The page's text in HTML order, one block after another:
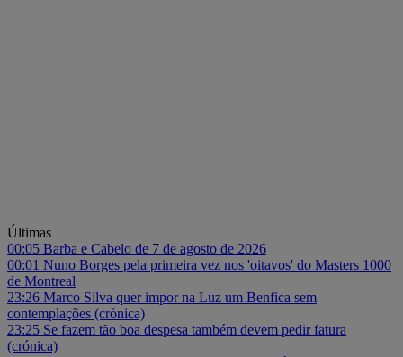
Últimas
00:05 Barba e Cabelo de 7 de agosto de 2026
00:01 Nuno Borges pela primeira vez nos 'oitavos' do Masters 1000
de Montreal
23:26 Marco Silva quer impor na Luz um Benfica sem
contemplações (crónica)
23:25 Se fazem tão boa despesa também devem pedir fatura
(crónica)